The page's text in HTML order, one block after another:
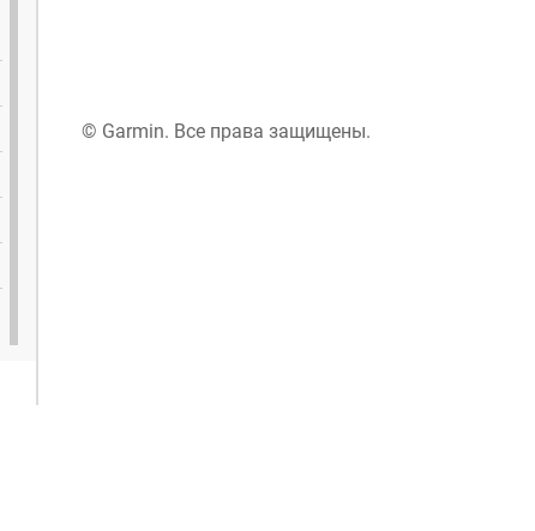
© Garmin. Все права защищены.